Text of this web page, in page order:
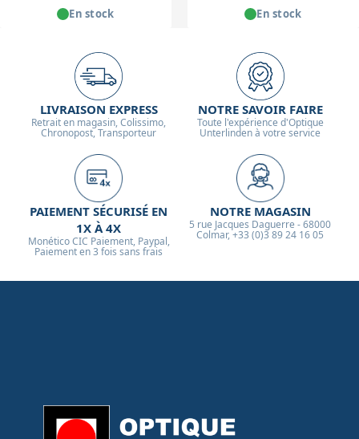
En stock En stock
LIVRAISON EXPRESS
Retrait en magasin, Colissimo,
Chronopost, Transporteur
NOTRE SAVOIR FAIRE
Toute l'expérience d'Optique
Unterlinden à votre service
PAIEMENT SÉCURISÉ EN
1X À 4X
Monético CIC Paiement, Paypal,
Paiement en 3 fois sans frais
NOTRE MAGASIN
5 rue Jacques Daguerre - 68000
Colmar, +33 (0)3 89 24 16 05